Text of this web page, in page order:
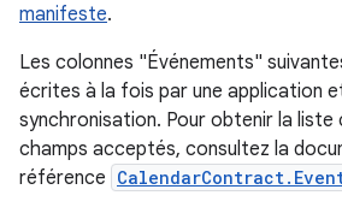
manifeste.
Les colonnes "Événements"
écrites à la fois par une application
synchronisation. Pour obtenir la liste
champs acceptés, consultez la
référence